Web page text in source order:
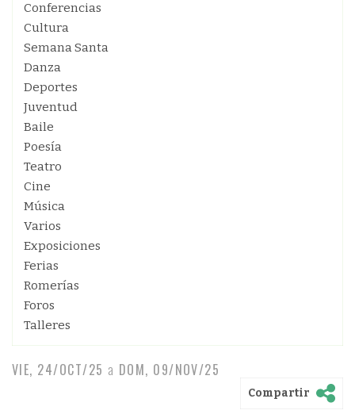
Conferencias
Cultura
Semana Santa
Danza
Deportes
Juventud
Baile
Poesía
Teatro
Cine
Música
Varios
Exposiciones
Ferias
Romerías
Foros
Talleres
VIE, 24/OCT/25 a DOM, 09/NOV/25
Compartir